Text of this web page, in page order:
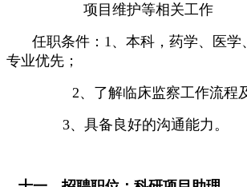
项目维护等相关工作
任职条件： 1 、本科，药学、医学
专业优先；
2、了解临床监察工作流程
3、具备良好的沟通能力。